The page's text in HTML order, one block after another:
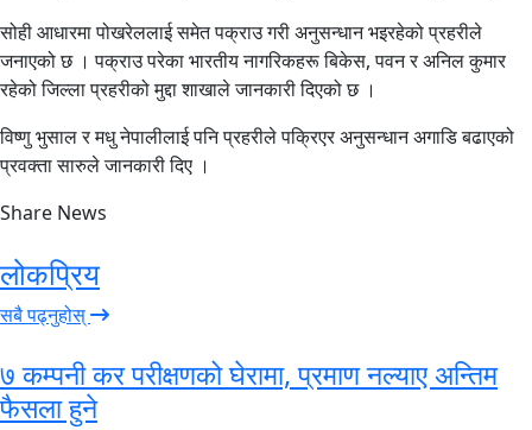
सोही आधारमा पोखरेललाई समेत पक्राउ गरी अनुसन्धान भइरहेको प्रहरीले
जनाएको छ । पक्राउ परेका भारतीय नागरिकहरू बिकेस, पवन र अनिल कुमार
रहेको जिल्ला प्रहरीको मुद्दा शाखाले जानकारी दिएको छ ।
विष्णु भुसाल र मधु नेपालीलाई पनि प्रहरीले पक्रिएर अनुसन्धान अगाडि बढाएको
प्रवक्ता सारुले जानकारी दिए ।
Share News
लोकप्रिय
सबै पढ्नुहोस्
७ कम्पनी कर परीक्षणको घेरामा, प्रमाण नल्याए अन्तिम
फैसला हुने